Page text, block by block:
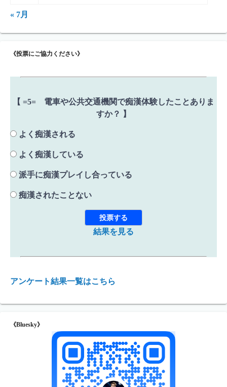
« 7月
《投票にご協力ください》
【 =5= 電車や公共交通機関で痴漢体験したことありま
すか？ 】
よく痴漢される
よく痴漢している
派手に痴漢プレイし合っている
痴漢されたことない
結果を見る
アンケート結果一覧はこちら
《Bluesky》